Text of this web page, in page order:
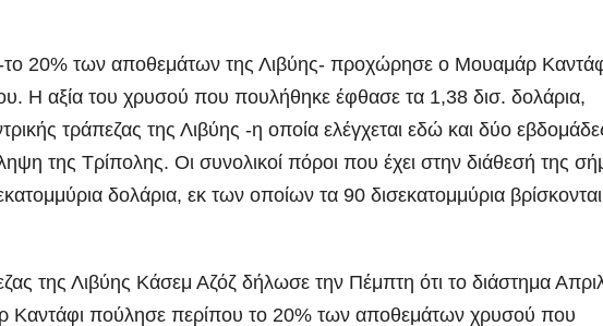
20% των αποθεμάτων της Λιβύης- προχώρησε ο Μουαμάρ
Η αξία του χρυσού που πουλήθηκε έφθασε τα 1,38 δισ. δολάρια,
τράπεζας της Λιβύης -η οποία ελέγχεται εδώ και δύο
της Τρίπολης. Οι συνολικοί πόροι που έχει στην διάθεσή της
δολάρια, εκ των οποίων τα 90 δισεκατομμύρια
της Λιβύης Κάσεμ Αζόζ δήλωσε την Πέμπτη ότι το διάστημα
Καντάφι πούλησε περίπου το 20% των αποθεμάτων χρυσού που